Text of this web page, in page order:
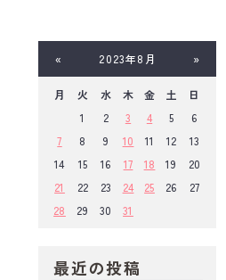
2023年8月
月 火 水 木 金 土
日
1
2 3 4 5
6
7
8 9 10 11 12
13
14
15 16 17 18 19
20
21
22 23 24 25 26
27
28
29 30 31
« »
最近の投稿